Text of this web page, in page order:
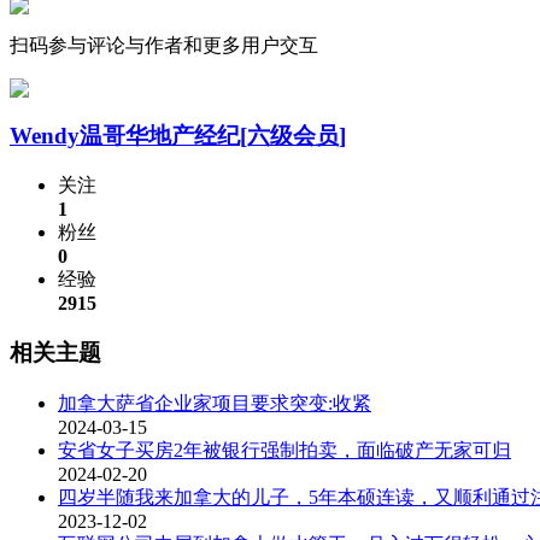
扫码参与评论与作者和更多用户交互
Wendy温哥华地产经纪[六级会员]
关注
1
粉丝
0
经验
2915
相关主题
加拿大萨省企业家项目要求突变:收紧
2024-03-15
安省女子买房2年被银行强制拍卖，面临破产无家可归
2024-02-20
四岁半随我来加拿大的儿子，5年本硕连读，又顺利通过
2023-12-02